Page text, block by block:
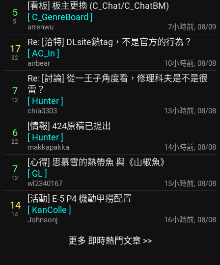
5
5
[看板] 板主更換 (C_Chat/C_ChatBM)
[ C_GenreBoard ]
arrenwu 7小時前, 08/09
17
32
Re: [洽特] DLsite鎖tag，不是官方的行為？
[AC_In ]
airbear 10小時前, 08/08
7
12
Re: [討論] 從一王子角度看，修理科夫是不是很
雷？
[ Hunter]
chia0303 13小時前, 08/08
6
22
[情報] 424原稿已提出
[ Hunter]
makkapakka 14小時前, 08/08
7
12
[心得] 思慕雪的熱帶魚 與《山椒魚》
[ GL ]
wl2340167 15小時前, 08/08
14
14
[活動] E-5 P4 機動甲撈配置
[ KanColle ]
Johnsonj 16小時前, 08/08
更多 即時熱門文章 >>